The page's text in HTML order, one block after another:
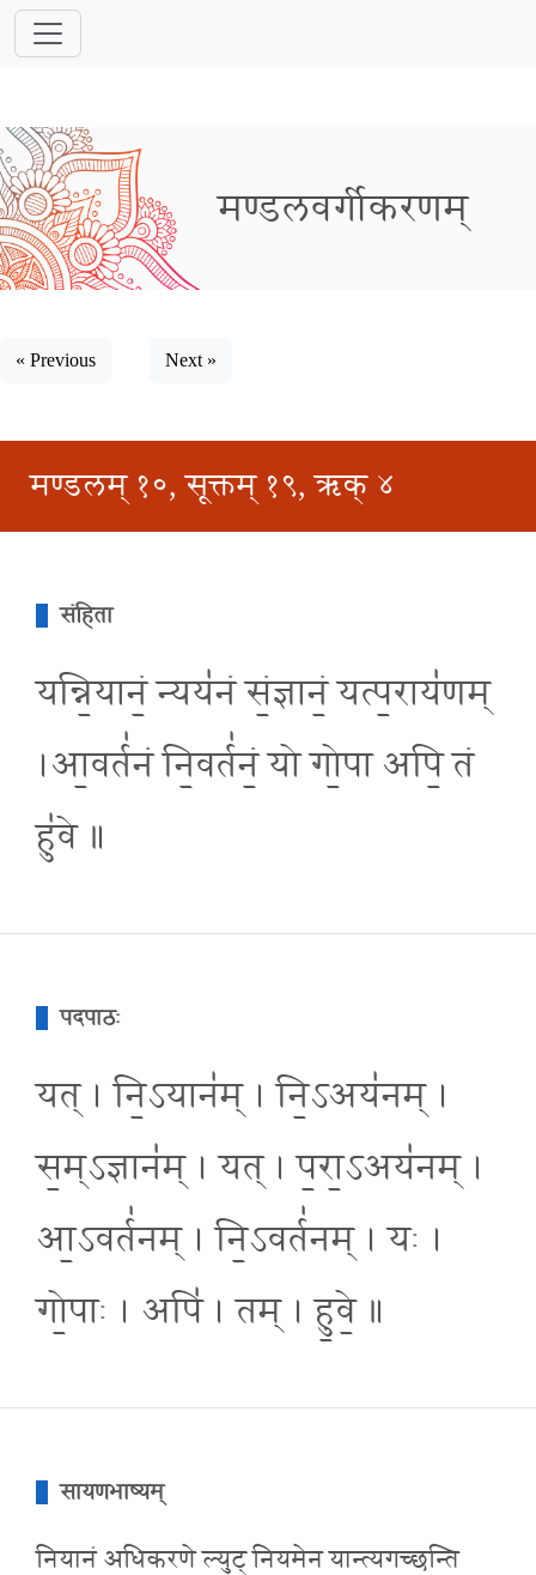
मण्डलवर्गीकरणम्
« Previous Next »
मण्डलम् १०, सूक्तम् १९, ऋक् ४
संहिता
यन्नि॒यानं॒ न्यय॑नं सं॒ज्ञानं॒ यत्प॒राय॑णम्
।आ॒वर्त॑नं नि॒वर्त॑नं॒ यो गो॒पा अपि॒ तं
हु॑वे ॥
पदपाठः
यत् । नि॒ऽयान॑म् । नि॒ऽअय॑नम् ।
स॒म्ऽज्ञान॑म् । यत् । प॒रा॒ऽअय॑नम् ।
आ॒ऽवर्त॑नम् । नि॒ऽवर्त॑नम् । यः ।
गो॒पाः । अपि॑ । तम् । हु॒वे॒ ॥
सायणभाष्यम्
नियानं अधिकरणे ल्युट् नियमेन यान्त्यगच्छन्ति